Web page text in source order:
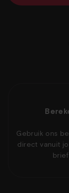
Gebruik ons
direct vanuit